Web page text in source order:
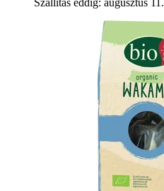
Szállítás eddig: augusztus 11.